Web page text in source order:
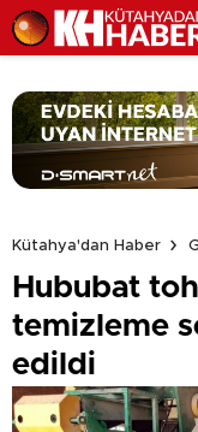
Kütahya'dan Haber
Hububat
temizleme
edildi